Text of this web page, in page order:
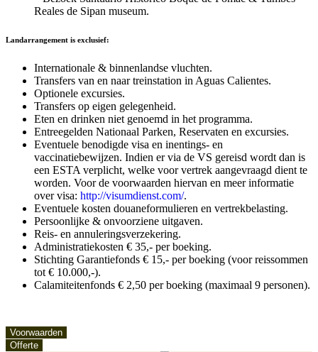
Reales de Sipan museum.
Landarrangement is exclusief:
Internationale & binnenlandse vluchten.
Transfers van en naar treinstation in Aguas Calientes.
Optionele excursies.
Transfers op eigen gelegenheid.
Eten en drinken niet genoemd in het programma.
Entreegelden Nationaal Parken, Reservaten en excursies.
Eventuele benodigde visa en inentings- en
vaccinatiebewijzen. Indien er via de VS gereisd wordt dan is
een ESTA verplicht, welke voor vertrek aangevraagd dient te
worden. Voor de voorwaarden hiervan en meer informatie
over visa: http://visumdienst.com/.
Eventuele kosten douaneformulieren en vertrekbelasting.
Persoonlijke & onvoorziene uitgaven.
Reis- en annuleringsverzekering.
Administratiekosten € 35,- per boeking.
Stichting Garantiefonds € 15,- per boeking (voor reissommen
tot € 10.000,-).
Calamiteitenfonds € 2,50 per boeking (maximaal 9 personen).
Voorwaarden
Offerte